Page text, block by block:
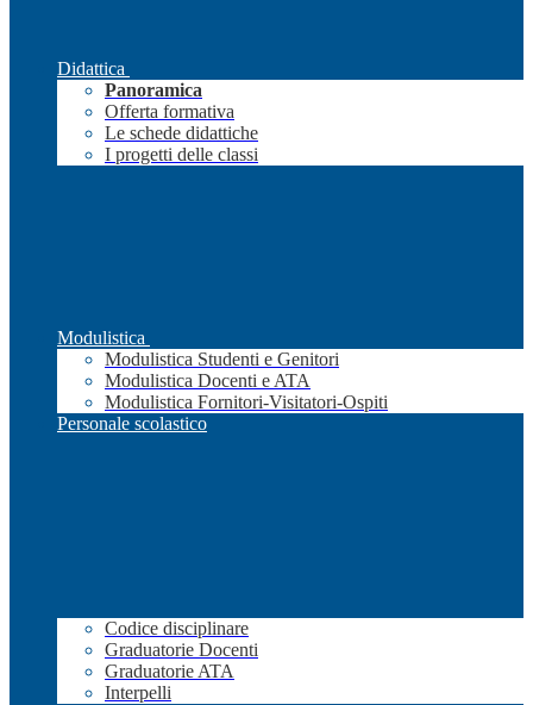
Didattica
Panoramica
Offerta formativa
Le schede didattiche
I progetti delle classi
Modulistica
Modulistica Studenti e Genitori
Modulistica Docenti e ATA
Modulistica Fornitori-Visitatori-Ospiti
Personale scolastico
Codice disciplinare
Graduatorie Docenti
Graduatorie ATA
Interpelli